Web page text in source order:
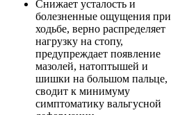
Снижает усталость и
болезненные ощущения при
ходьбе, верно распределяет
нагрузку на стопу,
предупреждает появление
мазолей, натоптышей и
шишки на большом пальце,
сводит к минимуму
симптоматику вальгусной